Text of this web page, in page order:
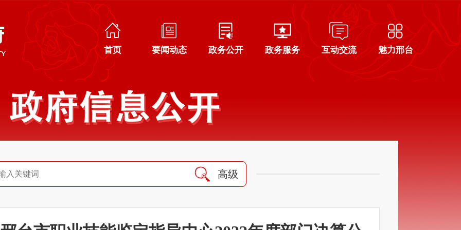
首页 要闻动态 政务公开 政务服务 互动交流 魅力邢台
高级